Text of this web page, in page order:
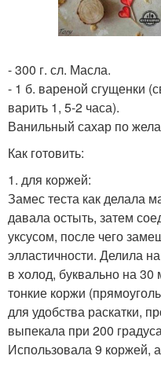
- 300 г. сл. Масла.
- 1 б. вареной сгущенки
варить 1, 5-2 часа).
Ванильный сахар по
Как готовить:
1. для коржей:
Замес теста как делала
давала остыть, затем
уксусом, после чего
элластичности. Делила
в холод, буквально на
тонкие коржи
для удобства раскатки,
выпекала при 200
Использовала 9 коржей,